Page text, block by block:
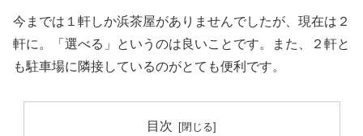
今までは１軒しか浜茶屋がありませんでしたが、現在は２
軒に。「選べる」というのは良いことです。また、２軒と
も駐車場に隣接しているのがとても便利です。
目次